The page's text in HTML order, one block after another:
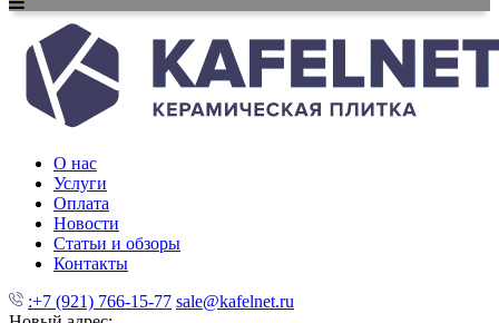
О нас
Услуги
Оплата
Новости
Статьи и обзоры
Контакты
:+7 (921) 766-15-77 sale@kafelnet.ru